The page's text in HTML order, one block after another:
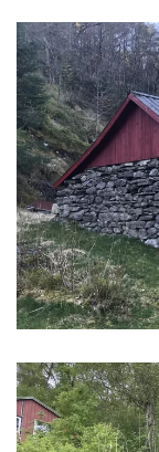
Vedskjulet
hører til